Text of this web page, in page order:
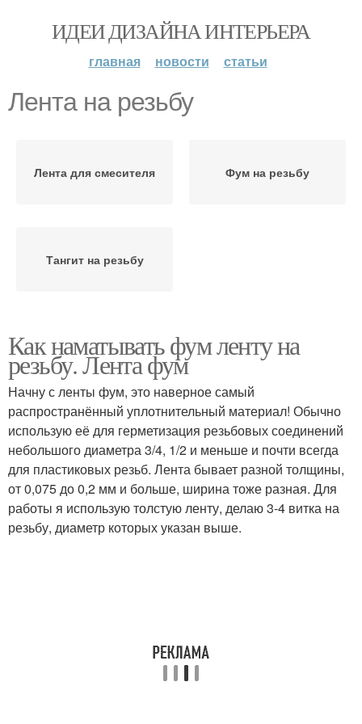
ИДЕИ ДИЗАЙНА ИНТЕРЬЕРА
главная новости статьи
Лента на резьбу
Лента для смесителя Фум на резьбу
Тангит на резьбу
Как наматывать фум ленту на
резьбу. Лента фум
Начну с ленты фум, это наверное самый
распространённый уплотнительный материал! Обычно
использую её для герметизация резьбовых соединений
небольшого диаметра 3/4, 1/2 и меньше и почти всегда
для пластиковых резьб. Лента бывает разной толщины,
от 0,075 до 0,2 мм и больше, ширина тоже разная. Для
работы я использую толстую ленту, делаю 3-4 витка на
резьбу, диаметр которых указан выше.